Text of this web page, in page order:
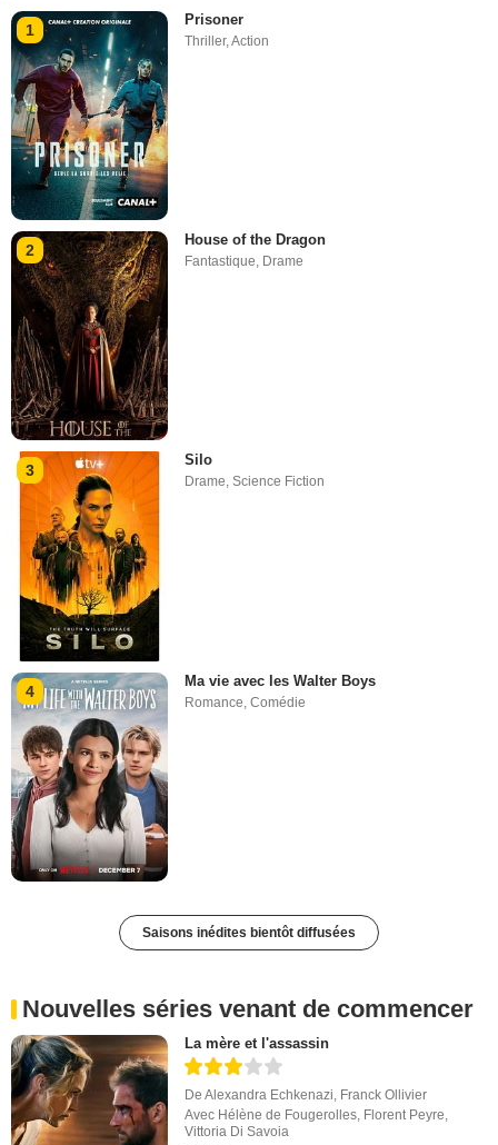
1
Prisoner
Thriller,Action
2
House of the Dragon
Fantastique, Drame
3
Silo
Drame,Science Fiction
4
Ma vie avec les Walter Boys
Romance ,Comédie
Saisons inédites bientôt diffusées
Nouvelles séries venant de commencer
La mère et l'assassin
DeAlexandra Echkenazi, Franck Ollivier
Avec Hélène de Fougerolles, Florent Peyre,
Vittoria Di Savoia